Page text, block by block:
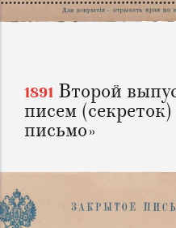
1891
Второй
писем
письмо»